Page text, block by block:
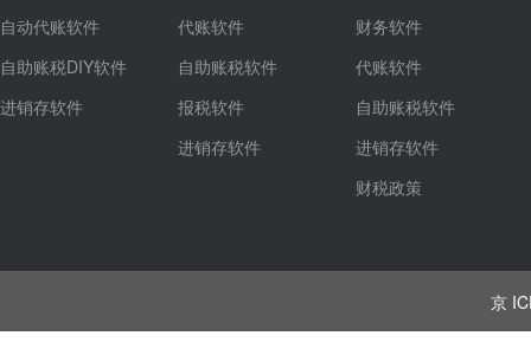
自动代账软件
自助账税DIY软件
进销存软件
代账软件
自助账税软件
报税软件
进销存软件
财务软件
代账软件
自助账税软件
进销存软件
财税政策
京